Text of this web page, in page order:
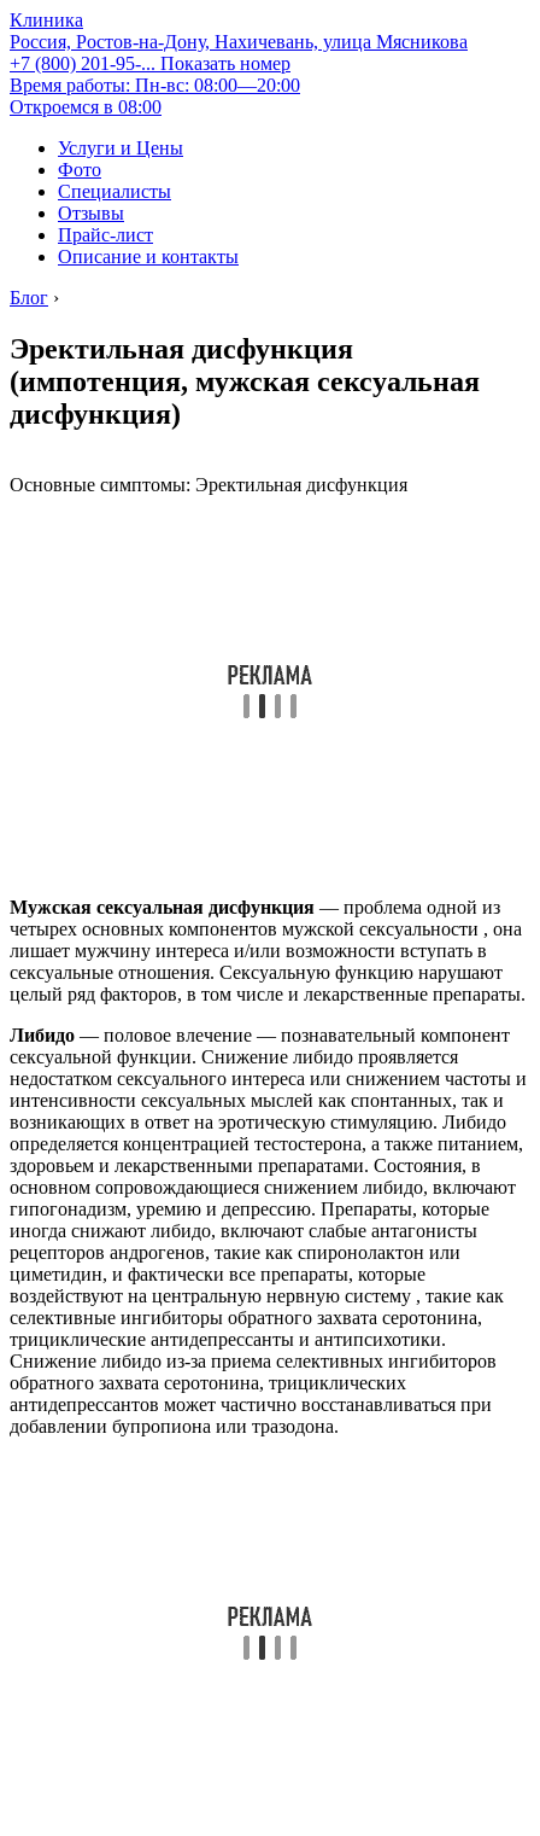
Клиника
Россия, Ростов-на-Дону, Нахичевань, улица Мясникова
+7 (800) 201-95-... Показать номер
Время работы: Пн-вс: 08:00—20:00
Откроемся в 08:00
Услуги и Цены
Фото
Специалисты
Отзывы
Прайс-лист
Описание и контакты
Блог ›
Эректильная дисфункция
(импотенция, мужская сексуальная
дисфункция)
Основные симптомы: Эректильная дисфункция
Мужская сексуальная дисфункция — проблема одной из
четырех основных компонентов мужской сексуальности , она
лишает мужчину интереса и/или возможности вступать в
сексуальные отношения. Сексуальную функцию нарушают
целый ряд факторов, в том числе и лекарственные препараты.
Либидо — половое влечение — познавательный компонент
сексуальной функции. Снижение либидо проявляется
недостатком сексуального интереса или снижением частоты и
интенсивности сексуальных мыслей как спонтанных, так и
возникающих в ответ на эротическую стимуляцию. Либидо
определяется концентрацией тестостерона, а также питанием,
здоровьем и лекарственными препаратами. Состояния, в
основном сопровождающиеся снижением либидо, включают
гипогонадизм, уремию и депрессию. Препараты, которые
иногда снижают либидо, включают слабые антагонисты
рецепторов андрогенов, такие как спиронолактон или
циметидин, и фактически все препараты, которые
воздействуют на центральную нервную систему , такие как
селективные ингибиторы обратного захвата серотонина,
трициклические антидепрессанты и антипсихотики.
Снижение либидо из-за приема селективных ингибиторов
обратного захвата серотонина, трициклических
антидепрессантов может частично восстанавливаться при
добавлении бупропиона или тразодона.